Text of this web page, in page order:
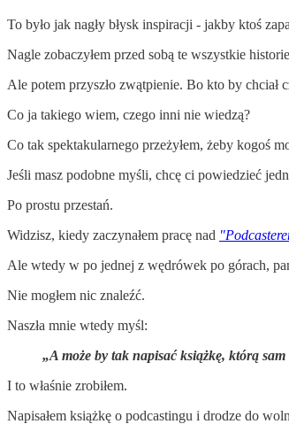
To było jak nagły błysk inspiracji - jakby ktoś
Nagle zobaczyłem przed sobą te wszystkie
Ale potem przyszło zwątpienie. Bo kto by chciał
Co ja takiego wiem, czego inni nie wiedzą?
Co tak spektakularnego przeżyłem, żeby kogoś
Jeśli masz podobne myśli, chcę ci powiedzieć
Po prostu przestań.
Widzisz, kiedy zaczynałem pracę nad
Ale wtedy w po jednej z wędrówek po górach,
Nie mogłem nic znaleźć.
Naszła mnie wtedy myśl:
„A może by tak napisać książkę, którą sam
I to właśnie zrobiłem.
Napisałem książkę o podcastingu i drodze do